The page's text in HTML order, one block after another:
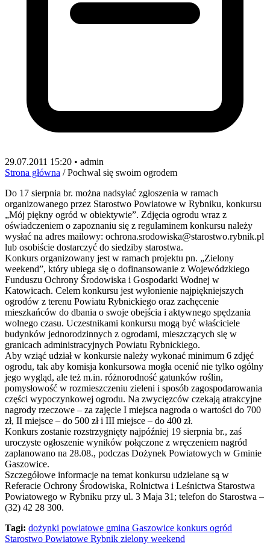
29.07.2011 15:20 • admin
Strona główna / Pochwal się swoim ogrodem
Do 17 sierpnia br. można nadsyłać zgłoszenia w ramach
organizowanego przez Starostwo Powiatowe w Rybniku, konkursu
„Mój piękny ogród w obiektywie”. Zdjęcia ogrodu wraz z
oświadczeniem o zapoznaniu się z regulaminem konkursu należy
wysłać na adres mailowy: ochrona.srodowiska@starostwo.rybnik.pl
lub osobiście dostarczyć do siedziby starostwa.
Konkurs organizowany jest w ramach projektu pn. „Zielony
weekend”, który ubiega się o dofinansowanie z Wojewódzkiego
Funduszu Ochrony Środowiska i Gospodarki Wodnej w
Katowicach. Celem konkursu jest wyłonienie najpiękniejszych
ogrodów z terenu Powiatu Rybnickiego oraz zachęcenie
mieszkańców do dbania o swoje obejścia i aktywnego spędzania
wolnego czasu. Uczestnikami konkursu mogą być właściciele
budynków jednorodzinnych z ogrodami, mieszczących się w
granicach administracyjnych Powiatu Rybnickiego.
Aby wziąć udział w konkursie należy wykonać minimum 6 zdjęć
ogrodu, tak aby komisja konkursowa mogła ocenić nie tylko ogólny
jego wygląd, ale też m.in. różnorodność gatunków roślin,
pomysłowość w rozmieszczeniu zieleni i sposób zagospodarowania
części wypoczynkowej ogrodu. Na zwycięzców czekają atrakcyjne
nagrody rzeczowe – za zajęcie I miejsca nagroda o wartości do 700
zł, II miejsce – do 500 zł i III miejsce – do 400 zł.
Konkurs zostanie rozstrzygnięty najpóźniej 19 sierpnia br., zaś
uroczyste ogłoszenie wyników połączone z wręczeniem nagród
zaplanowano na 28.08., podczas Dożynek Powiatowych w Gminie
Gaszowice.
Szczegółowe informacje na temat konkursu udzielane są w
Referacie Ochrony Środowiska, Rolnictwa i Leśnictwa Starostwa
Powiatowego w Rybniku przy ul. 3 Maja 31; telefon do Starostwa –
(32) 42 28 300.
Tagi: dożynki powiatowe gmina Gaszowice konkurs ogród
Starostwo Powiatowe Rybnik zielony weekend